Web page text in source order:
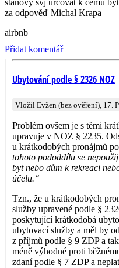
za odpověď Michal Krapa
airbnb
Přidat komentář
Ubytování podle § 2326 NOZ
Vložil Evžen (bez ověření), 17.
Problém ovšem je s těmi
upravuje v NOZ § 2235.
u krátkodobých pronájmů
tohoto pododdílu se
byt nebo dům k rekreaci
účelu.“
Tzn., že u krátkodobých
služby upravené podle §
poskytující krátkodobá
ubytovací služby a měl by
z příjmů podle § 9 ZDP a
méně výhodné proti
zdaní podle § 7 ZDP a